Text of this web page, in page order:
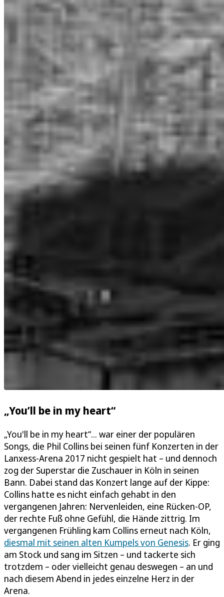
„You’ll be in my heart“
„You'll be in my heart“... war einer der populären
Songs, die Phil Collins bei seinen fünf Konzerten in der
Lanxess-Arena 2017 nicht gespielt hat – und dennoch
zog der Superstar die Zuschauer in Köln in seinen
Bann. Dabei stand das Konzert lange auf der Kippe:
Collins hatte es nicht einfach gehabt in den
vergangenen Jahren: Nervenleiden, eine Rücken-OP,
der rechte Fuß ohne Gefühl, die Hände zittrig. Im
vergangenen Frühling kam Collins erneut nach Köln,
diesmal mit seinen alten Kumpels von Genesis. Er ging
am Stock und sang im Sitzen – und tackerte sich
trotzdem – oder vielleicht genau deswegen – an und
nach diesem Abend in jedes einzelne Herz in der
Arena.